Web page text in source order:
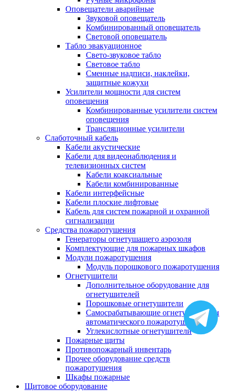
Оповещатели аварийные
Звуковой оповещатель
Комбинированный оповещатель
Световой оповещатель
Табло эвакуационное
Свето-звуковое табло
Световое табло
Сменные надписи, наклейки,
защитные кожухи
Усилители мощности для систем
оповещения
Комбинированные усилители систем
оповещения
Трансляционные усилители
Слаботочный кабель
Кабели акустические
Кабели для видеонаблюдения и
телевизионных систем
Кабели коаксиальные
Кабели комбинированные
Кабели интерфейсные
Кабели плоские лифтовые
Кабель для систем пожарной и охранной
сигнализации
Средства пожаротушения
Генераторы огнетушащего аэрозоля
Комплектующие для пожарных шкафов
Модули пожаротушения
Модуль порошкового пожаротушения
Огнетушители
Дополнительное оборудование для
огнетушителей
Порошковые огнетушители
Самосрабатывающие огнетушители и
автоматического пожаротушения
Углекислотные огнетушители
Пожарные щиты
Противопожарный инвентарь
Прочее оборудование средств
пожаротушения
Шкафы пожарные
Щитовое оборудование